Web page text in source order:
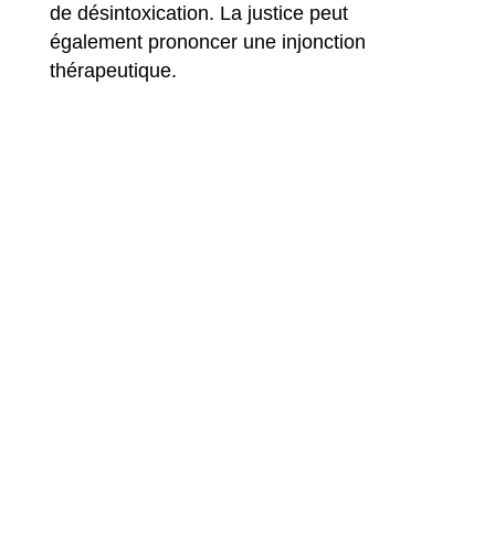
de désintoxication. La justice peut
également prononcer une injonction
thérapeutique.